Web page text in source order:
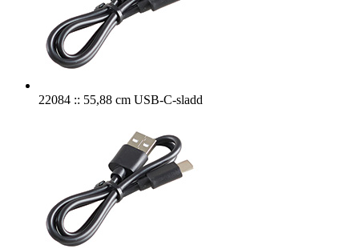
22084 :: 55,88 cm USB-C-sladd